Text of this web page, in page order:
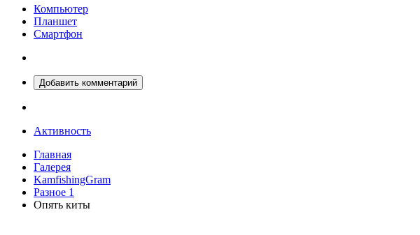
Компьютер
Планшет
Смартфон
Добавить комментарий
Активность
Главная
Галерея
KamfishingGram
Разное 1
Опять киты